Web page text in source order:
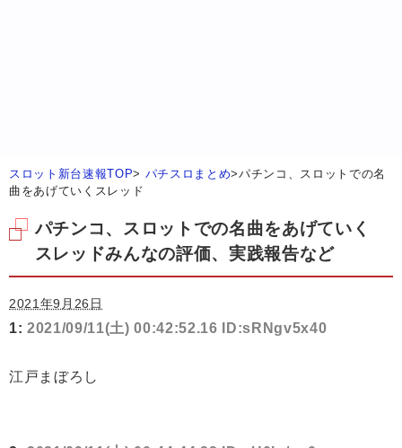
スロット新台速報TOP> パチスロまとめ>パチンコ、スロットでの名
曲をあげていくスレッド
パチンコ、スロットでの名曲をあげていく
スレッドみんなの評価、実践報告など
2021年9月26日
1: 2021/09/11(土) 00:42:52.16 ID:sRNgv5x40
江戸まぼろし